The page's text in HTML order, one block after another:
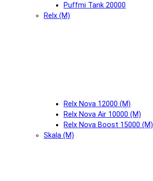
Puffmi Tank 20000
Relx (М)
Relx Nova 12000 (М)
Relx Nova Air 10000 (М)
Relx Nova Boost 15000 (М)
Skala (М)